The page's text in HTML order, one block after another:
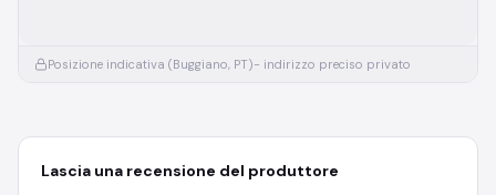
Posizione indicativa (Buggiano, PT)- indirizzo preciso privato
Lascia una recensione del produttore